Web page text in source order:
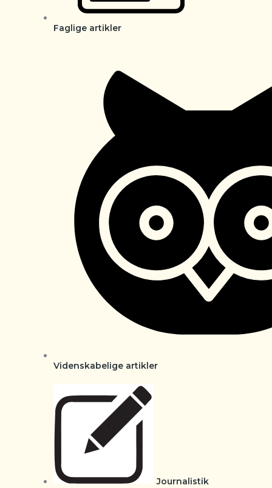
Faglige artikler
Videnskabelige artikler
Journalistik